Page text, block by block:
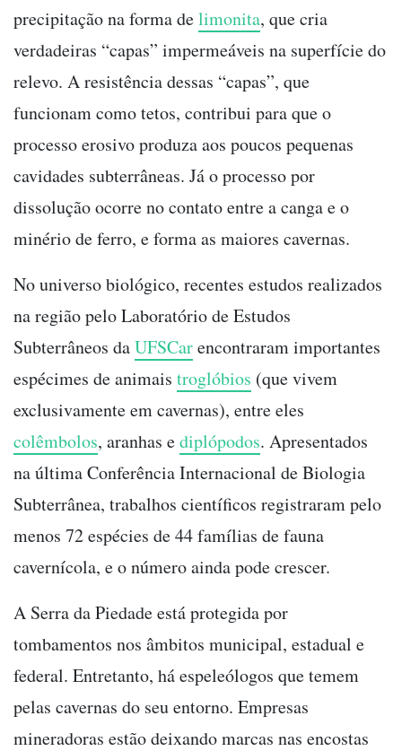
precipitação na forma delimonita, que cria
verdadeiras “capas” impermeáveis na superfície do
relevo. A resistência dessas “capas”, que
funcionam como tetos, contribui para que o
processo erosivo produza aos poucos pequenas
cavidades subterrâneas. Já o processo por
dissolução ocorre no contato entre a canga e o
minério de ferro, e forma as maiores cavernas.
No universo biológico, recentes estudos realizados
na região pelo Laboratório de Estudos
Subterrâneos daUFSCarencontraram importantes
espécimes de animais troglóbios (que vivem
exclusivamente em cavernas), entre eles
colêmbolos, aranhas ediplópodos. Apresentados
na última Conferência Internacional de Biologia
Subterrânea, trabalhos científicos registraram pelo
menos 72 espécies de 44 famílias de fauna
cavernícola, e o número ainda pode crescer.
A Serra da Piedade está protegida por
tombamentos nos âmbitos municipal, estadual e
federal. Entretanto, há espeleólogos que temem
pelas cavernas do seu entorno. Empresas
mineradoras estão deixando marcas nas encostas